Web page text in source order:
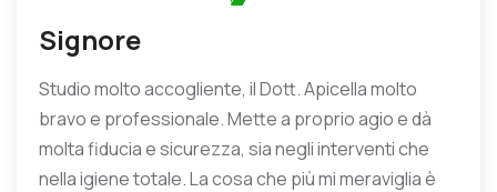
Signore
Studio molto accogliente, il Dott. Apicella molto
bravo e professionale. Mette a proprio agio e dà
molta fiducia e sicurezza, sia negli interventi che
nella igiene totale. La cosa che più mi meraviglia è